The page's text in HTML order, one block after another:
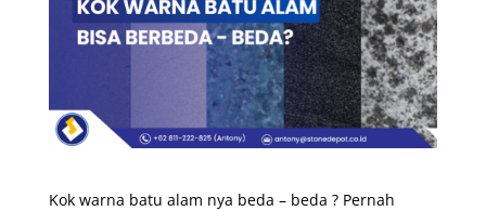
Kok warna batu alam nya beda – beda ? Pernah